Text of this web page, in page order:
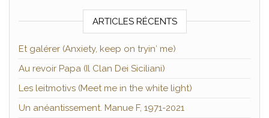
ARTICLES RÉCENTS
Et galérer (Anxiety, keep on tryin′ me)
Au revoir Papa (Il Clan Dei Siciliani)
Les leitmotivs (Meet me in the white light)
Un anéantissement. Manue F, 1971-2021